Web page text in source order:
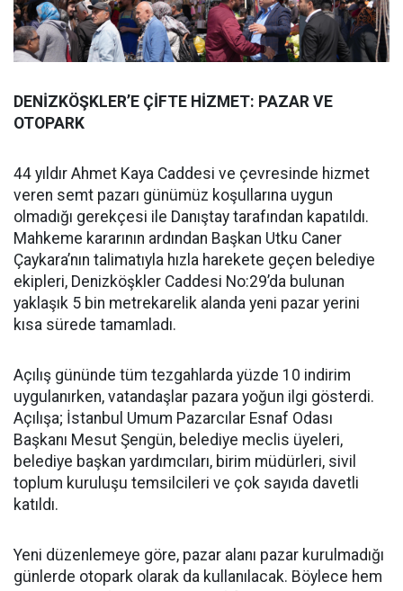
DENİZKÖŞKLER’E ÇİFTE HİZMET: PAZAR VE
OTOPARK
44 yıldır Ahmet Kaya Caddesi ve çevresinde hizmet
veren semt pazarı günümüz koşullarına uygun
olmadığı gerekçesi ile Danıştay tarafından kapatıldı.
Mahkeme kararının ardından Başkan Utku Caner
Çaykara’nın talimatıyla hızla harekete geçen belediye
ekipleri, Denizköşkler Caddesi No:29’da bulunan
yaklaşık 5 bin metrekarelik alanda yeni pazar yerini
kısa sürede tamamladı.
Açılış gününde tüm tezgahlarda yüzde 10 indirim
uygulanırken, vatandaşlar pazara yoğun ilgi gösterdi.
Açılışa; İstanbul Umum Pazarcılar Esnaf Odası
Başkanı Mesut Şengün, belediye meclis üyeleri,
belediye başkan yardımcıları, birim müdürleri, sivil
toplum kuruluşu temsilcileri ve çok sayıda davetli
katıldı.
Yeni düzenlemeye göre, pazar alanı pazar kurulmadığı
günlerde otopark olarak da kullanılacak. Böylece hem